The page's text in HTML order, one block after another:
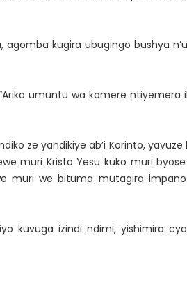
kugira ubugingo bushya
umuntu wa kamere ntiyemera
ze yandikiye ab’i Korinto,
muri Kristo Yesu kuko muri
muri we bituma mutagira
kuvuga izindi ndimi, yishimira